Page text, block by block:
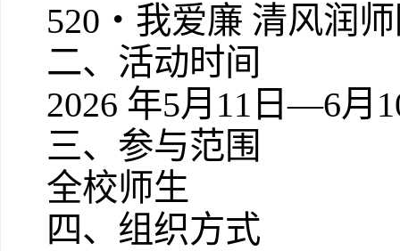
520・我爱廉 清风润
二、活动时间
2026 年5月11日—6月
三、参与范围
全校师生
四、组织方式